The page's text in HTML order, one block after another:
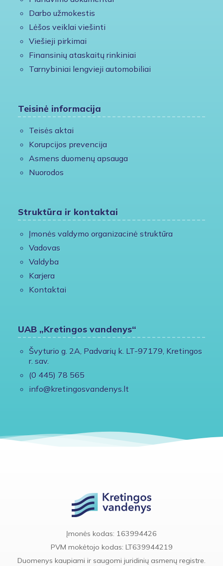
Darbo užmokestis
Lėšos veiklai viešinti
Viešieji pirkimai
Finansinių ataskaitų rinkiniai
Tarnybiniai lengvieji automobiliai
Teisinė informacija
Teisės aktai
Korupcijos prevencija
Asmens duomenų apsauga
Nuorodos
Struktūra ir kontaktai
Įmonės valdymo organizacinė struktūra
Vadovas
Valdyba
Karjera
Kontaktai
UAB „Kretingos vandenys“
Švyturio g. 2A, Padvarių k. LT-97179, Kretingos
r. sav.
(0 445) 78 565
info@kretingosvandenys.lt
Įmonės kodas: 163994426
PVM mokėtojo kodas: LT639944219
Duomenys kaupiami ir saugomi juridinių asmenų registre.